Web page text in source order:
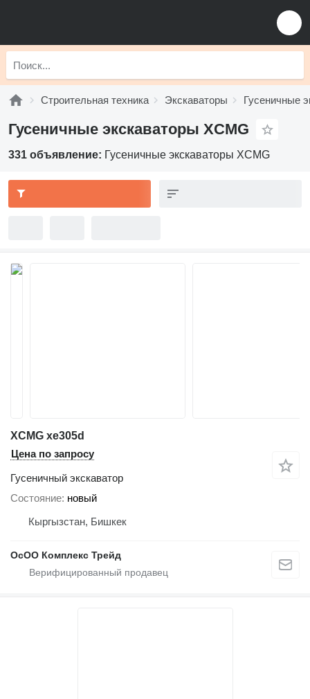
Строительная техника Экскаваторы Гусеничные
Гусеничные экскаваторы XCMG
331 объявление: Гусеничные экскаваторы XCMG
XCMG xe305d
Цена по запросу
Гусеничный экскаватор
Состояние новый
Кыргызстан, Бишкек
ОсОО Комплекс Трейд